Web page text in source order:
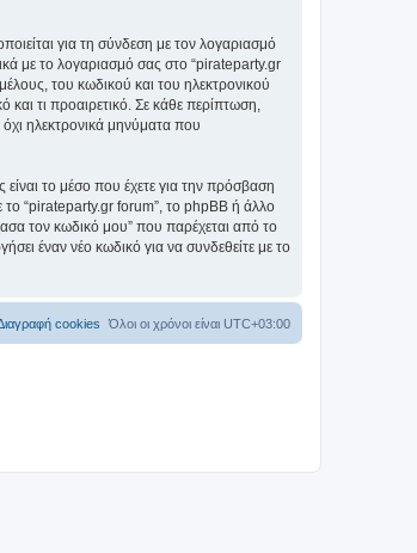
για τη σύνδεση με τον λογαριασμό
με το λογαριασμό σας στο “pirateparty.gr
του κωδικού και του ηλεκτρονικού
τι προαιρετικό. Σε κάθε περίπτωση,
όχι ηλεκτρονικά μηνύματα που
είναι το μέσο που έχετε για την πρόσβαση
το “pirateparty.gr forum”, το phpBB ή άλλο
τον κωδικό μου” που παρέχεται από το
έναν νέο κωδικό για να συνδεθείτε με το
Όλοι οι χρόνοι είναι UTC+03:00
cookies